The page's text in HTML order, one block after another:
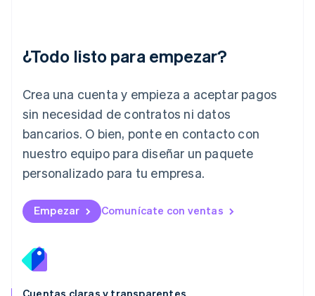
¿Todo listo para empezar?
Crea una cuenta y empieza a aceptar pagos
sin necesidad de contratos ni datos
bancarios. O bien, ponte en contacto con
nuestro equipo para diseñar un paquete
personalizado para tu empresa.
Empezar Comunícate con ventas
Letonia
English
Deutsch English
Lituania
English
Luxemburgo
FrançaisDeutsch English
English 简体中文
English
México
Noruega
English
English